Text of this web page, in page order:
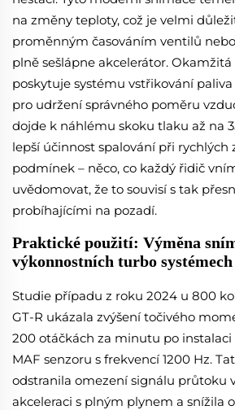
na změny teploty, což je velmi
proměnným časováním ventilů
plně sešlápne akcelerátor.
poskytuje systému vstřikování
pro udržení správného poměru
dojde k náhlému skoku tlaku až na
lepší účinnost spalování při rychlých
podmínek – něco, co každý řidič
uvědomovat, že to souvisí s tak
probíhajícími na pozadí.
Praktické použití: Výměna
výkonnostních turbo systémech
Studie případu z roku 2024 u 800
GT-R ukázala zvýšení točivého
200 otáčkách za minutu po instalaci
MAF senzoru s frekvencí 1200 Hz.
odstranila omezení signálu průtoku
akceleraci s plným plynem a snížila